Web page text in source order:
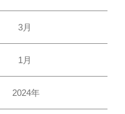
3月
1月
2024年